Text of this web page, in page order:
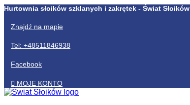
Skip
content
Hurtownia słoików szklanych i zakrętek - Świat Słoików
Znajdź na mapie
Tel: +48511846938
Facebook
MOJE KONTO